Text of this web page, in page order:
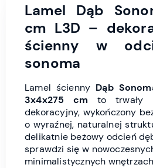
Lamel Dąb
cm L3D –
ścienny w
sonoma
Lamel ścienny Dąb
3x4x275 cm to trwały
dekoracyjny, wykończony
o wyraźnej, naturalnej
delikatnie beżowy odcień
sprawdzi się w
minimalistycznych